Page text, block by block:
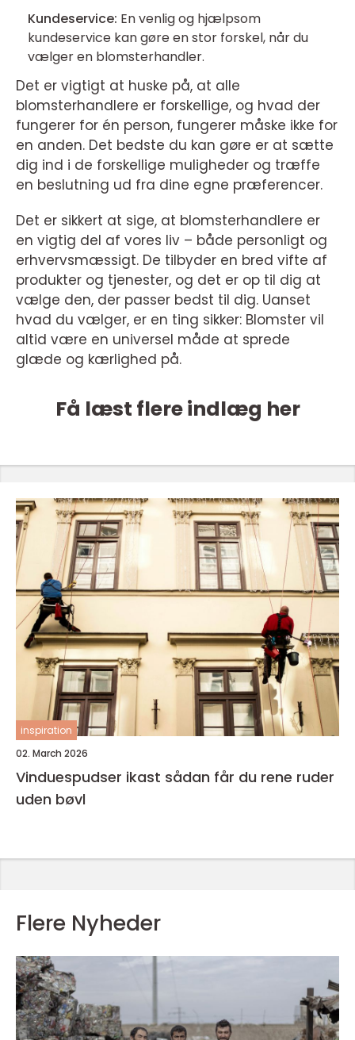
Kundeservice: En venlig og hjælpsom
kundeservice kan gøre en stor forskel, når du
vælger en blomsterhandler.
Det er vigtigt at huske på, at alle
blomsterhandlere er forskellige, og hvad der
fungerer for én person, fungerer måske ikke for
en anden. Det bedste du kan gøre er at sætte
dig ind i de forskellige muligheder og træffe
en beslutning ud fra dine egne præferencer.
Det er sikkert at sige, at blomsterhandlere er
en vigtig del af vores liv – både personligt og
erhvervsmæssigt. De tilbyder en bred vifte af
produkter og tjenester, og det er op til dig at
vælge den, der passer bedst til dig. Uanset
hvad du vælger, er en ting sikker: Blomster vil
altid være en universel måde at sprede
glæde og kærlighed på.
Få læst flere indlæg her
inspiration
02. March 2026
Vinduespudser ikast sådan får du rene ruder
uden bøvl
Flere Nyheder